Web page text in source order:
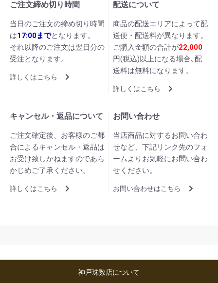
ご注文締め切り時間
当日のご注文の締め切り時間
は17:00までとなります。
それ以降のご注文は翌日分の
受注となります。
詳しくはこちら
配送について
商品の配送エリアによって配
送便・配送料が異なります。
ご購入金額の合計が22,000
円(税込)以上になる場合､配
送料は無料になります。
詳しくはこちら
キャンセル・返品について
ご注文確定後、お客様のご都
合によるキャンセル・返品は
お受け致しかねますのであら
かじめご了承ください。
詳しくはこちら
お問い合わせ
当店商品に対するお問い合わ
せなど、下記リンク先のフォ
ームよりお気軽にお問い合わ
せください。
お問い合わせはこちら
神戸珠数店について